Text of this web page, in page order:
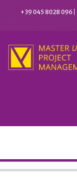
Skip
to
content
+39 045 8028 096